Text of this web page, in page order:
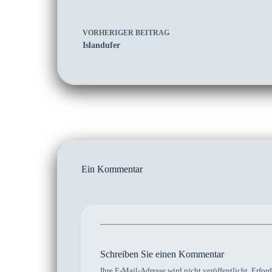
VORHERIGER BEITRAG
Islandufer
Ein Kommentar
Schreiben Sie einen Kommentar